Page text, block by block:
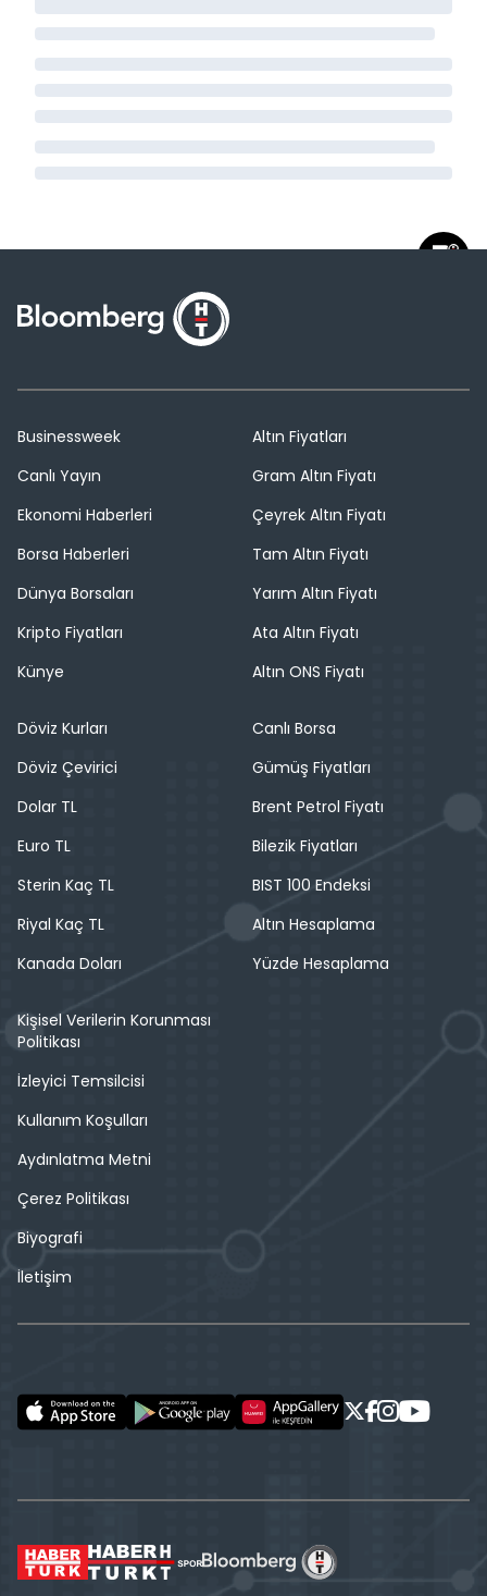
Businessweek
Canlı Yayın
Ekonomi Haberleri
Borsa Haberleri
Dünya Borsaları
Kripto Fiyatları
Künye
Altın Fiyatları
Gram Altın Fiyatı
Çeyrek Altın Fiyatı
Tam Altın Fiyatı
Yarım Altın Fiyatı
Ata Altın Fiyatı
Altın ONS Fiyatı
Döviz Kurları
Döviz Çevirici
Dolar TL
Euro TL
Sterin Kaç TL
Riyal Kaç TL
Kanada Doları
Canlı Borsa
Gümüş Fiyatları
Brent Petrol Fiyatı
Bilezik Fiyatları
BIST 100 Endeksi
Altın Hesaplama
Yüzde Hesaplama
Kişisel Verilerin Korunması
Politikası
İzleyici Temsilcisi
Kullanım Koşulları
Aydınlatma Metni
Çerez Politikası
Biyografi
İletişim